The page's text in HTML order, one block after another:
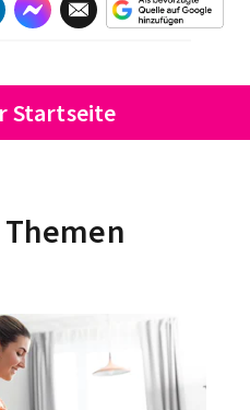
Startseite